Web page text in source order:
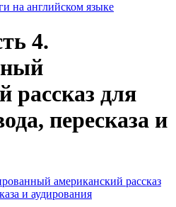
на английском языке
4.
рассказ для
пересказа и